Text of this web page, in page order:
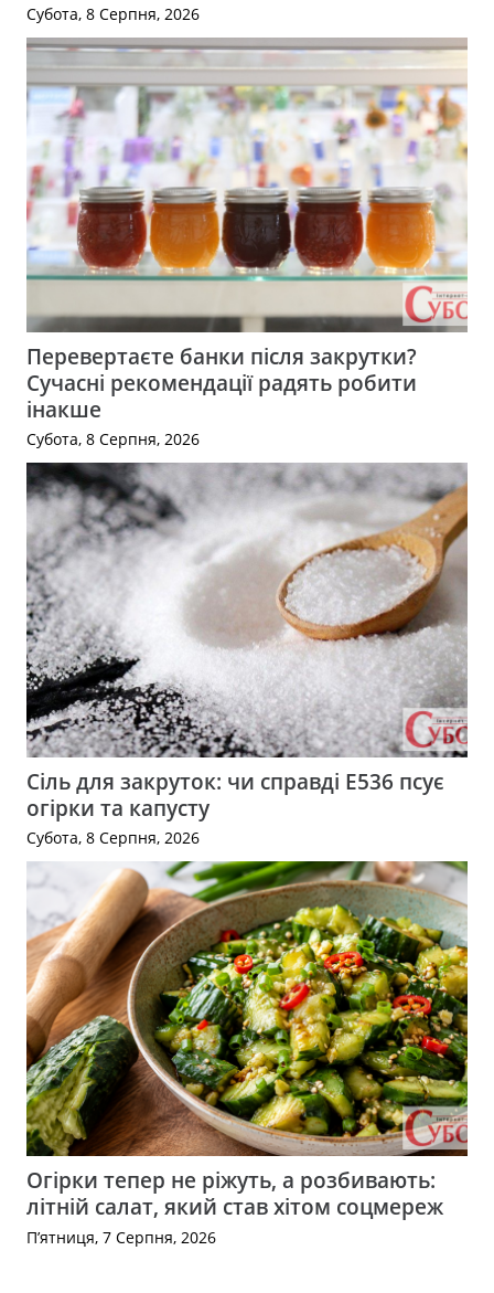
Субота, 8 Серпня, 2026
Перевертаєте банки після закрутки?
Сучасні рекомендації радять робити
інакше
Субота, 8 Серпня, 2026
Сіль для закруток: чи справді Е536 псує
огірки та капусту
Субота, 8 Серпня, 2026
Огірки тепер не ріжуть, а розбивають:
літній салат, який став хітом соцмереж
П’ятниця, 7 Серпня, 2026